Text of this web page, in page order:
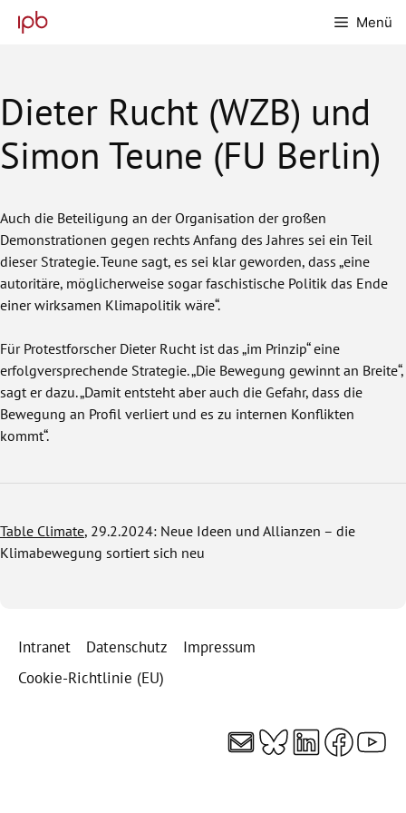
Inhalt
Menü
Dieter Rucht (WZB) und
Simon Teune (FU Berlin)
Auch die Beteiligung an der Organisation der großen
Demonstrationen gegen rechts Anfang des Jahres sei ein Teil
dieser Strategie. Teune sagt, es sei klar geworden, dass „eine
autoritäre, möglicherweise sogar faschistische Politik das Ende
einer wirksamen Klimapolitik wäre“.
Für Protestforscher Dieter Rucht ist das „im Prinzip“ eine
erfolgversprechende Strategie. „Die Bewegung gewinnt an Breite“,
sagt er dazu. „Damit entsteht aber auch die Gefahr, dass die
Bewegung an Profil verliert und es zu internen Konflikten
kommt“.
Table Climate, 29.2.2024: Neue Ideen und Allianzen – die
Klimabewegung sortiert sich neu
Intranet Datenschutz
Impressum
Cookie-Richtlinie (EU)
E-MailBluesky